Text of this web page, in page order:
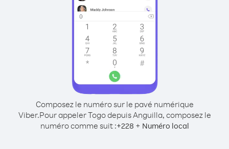
Composez le numéro sur le pavé numérique
Viber.Pour appeler Togo depuis Anguilla, composez le
numéro comme suit :+228 + Numéro local